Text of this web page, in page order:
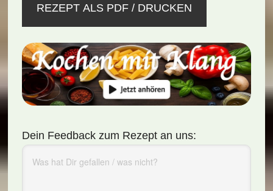
REZEPT ALS PDF / DRUCKEN
Dein Feedback zum Rezept an uns: